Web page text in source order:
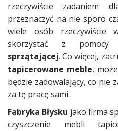
rzeczywiście zadaniem
przeznaczyć na nie sporo
wiele osób rzeczywiście
skorzystać z pomocy
sprzątającej. Co więcej,
tapicerowane meble,
będzie zadowalający, co nie
za tę pracę sami.
Fabryka Błysku jako firma
czyszczenie mebli